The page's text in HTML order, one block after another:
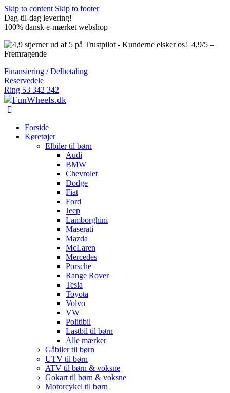
Skip to content Skip to footer
Dag-til-dag levering!
100% dansk e-mærket webshop
4,9/5 –
Fremragende
Finansiering / Delbetaling
Reservedele
Ring 53 342 342
Forside
Køretøjer
Elbiler til børn
Audi
BMW
Chevrolet
Dodge
Fiat
Ford
Jeep
Lamborghini
Maserati
Mazda
McLaren
Mercedes
Porsche
Range Rover
Tesla
Toyota
Volvo
VW
Politibil
Lastbil til børn
Alle mærker
Gåbiler til børn
UTV til børn
ATV til børn & voksne
Gokart til børn & voksne
Motorcykel til børn